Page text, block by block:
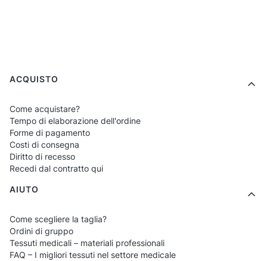
– DTF consente di posizionare il logo in
qualsiasi forma, senza necessità di
contorni o sfondi.
Possibilità di stampare piccole serie
ideale per piccoli gruppi, classi, anni
scolastici o singoli dipendenti.
Contrassegni estetici che promuovono il
uniformi migliorano la percezione della
scuola, del corso o del reparto.
Menu a piè di pagina
ACQUISTO
Come acquistare?
Tempo di elaborazione dell'ordine
Forme di pagamento
Costi di consegna
Diritto di recesso
Recedi dal contratto qui
AIUTO
Come scegliere la taglia?
Ordini di gruppo
Tessuti medicali – materiali professionali
FAQ – I migliori tessuti nel settore medicale